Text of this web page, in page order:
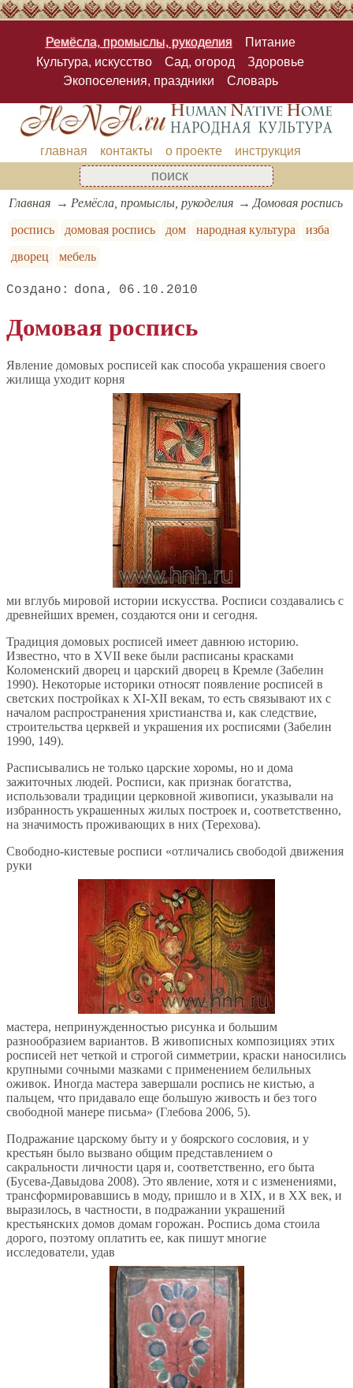
Ремёсла, промыслы, рукоделия
Питание
Культура, искусство
Сад, огород
Здоровье
Экопоселения, праздники
Словарь
главная контакты о проекте инструкция
Главная Ремёсла, промыслы, рукоделия
Домовая роспись
роспись
домовая роспись дом народная культура
изба
дворец
мебель
dona 06.10.2010
Домовая роспись
Явление домовых росписей как способа украшения своего
жилища уходит корня
ми вглубь мировой истории искусства. Росписи создавались с
древнейших времен, создаются они и сегодня.
Традиция домовых росписей имеет давнюю историю.
Известно, что в XVII веке были расписаны красками
Коломенский дворец и царский дворец в Кремле (Забелин
1990). Некоторые историки относят появление росписей в
светских постройках к XI-XII векам, то есть связывают их с
началом распространения христианства и, как следствие,
строительства церквей и украшения их росписями (Забелин
1990, 149).
Расписывались не только царские хоромы, но и дома
зажиточных людей. Росписи, как признак богатства,
использовали традиции церковной живописи, указывали на
избранность украшенных жилых построек и, соответственно,
на значимость проживающих в них (Терехова).
Свободно-кистевые росписи «отличались свободой движения
руки
мастера, непринужденностью рисунка и большим
разнообразием вариантов. В живописных композициях этих
росписей нет четкой и строгой симметрии, краски наносились
крупными сочными мазками с применением белильных
оживок. Иногда мастера завершали роспись не кистью, а
пальцем, что придавало еще большую живость и без того
свободной манере письма» (Глебова 2006, 5).
Подражание царскому быту и у боярского сословия, и у
крестьян было вызвано общим представлением о
сакральности личности царя и, соответственно, его быта
(Бусева-Давыдова 2008). Это явление, хотя и с изменениями,
трансформировавшись в моду, пришло и в XIX, и в XX век, и
выразилось, в частности, в подражании украшений
крестьянских домов домам горожан. Роспись дома стоила
дорого, поэтому оплатить ее, как пишут многие
исследователи, удав